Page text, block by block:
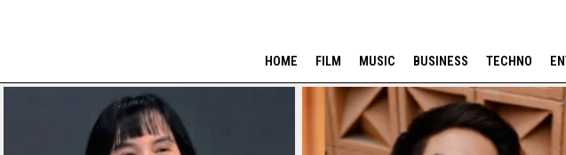
HOME FILM MUSIC BUSINESS TECHNO